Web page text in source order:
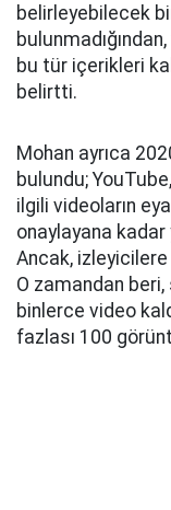
belirleyebilecek
bu tür içerikleri
belirtti.
Mohan ayrıca
bulundu; YouTube,
ilgili videoların
onaylayana kadar
Ancak,
O zamandan
binlerce video
fazlası 100